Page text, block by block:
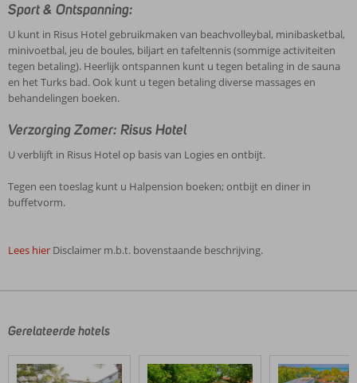
Sport & Ontspanning:
U kunt in Risus Hotel gebruikmaken van beachvolleybal, minibasketbal,
minivoetbal, jeu de boules, biljart en tafeltennis (sommige activiteiten
tegen betaling). Heerlijk ontspannen kunt u tegen betaling in de sauna
en het Turks bad. Ook kunt u tegen betaling diverse massages en
behandelingen boeken.
Verzorging Zomer: Risus Hotel
U verblijft in Risus Hotel op basis van Logies en ontbijt.
Tegen een toeslag kunt u Halpension boeken; ontbijt en diner in
buffetvorm.
Lees hier Disclaimer m.b.t. bovenstaande beschrijving.
door
klanten
geschreven
Gerelateerde hotels